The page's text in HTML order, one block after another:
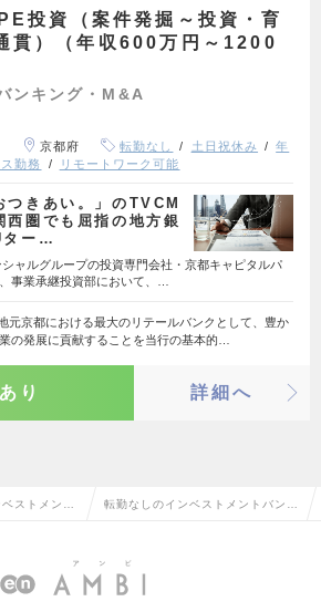
投資（案件発掘～投資・育
貫）（年収600万円～1200
ンキング・M&A
京都府 転勤なし 土日祝休み
年
勤務 リモートワーク可能
つきあい。」のTVCM
西圏でも屈指の地方銀
ター…
シャルグループの投資専門会社・京都キャピタルパ
事業承継投資部において、…
元京都における最大のリテールバンクとして、豊か
の発展に貢献することを当行の基本的…
り 詳細へ
ベストメント 転勤なしのインベストメントバンキ